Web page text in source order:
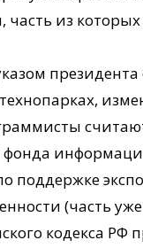
из
поддержке
(часть
кодекса РФ